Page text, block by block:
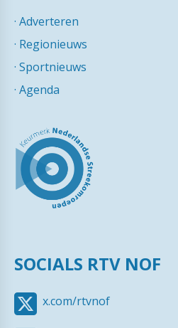
· Adverteren
· Regionieuws
· Sportnieuws
· Agenda
SOCIALS RTV NOF
x.com/rtvnof